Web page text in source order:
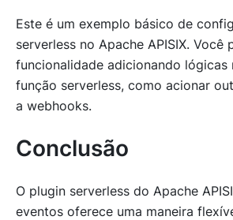
Este é um exemplo básico de
serverless no Apache APISIX. Você
funcionalidade adicionando lógicas
função serverless, como acionar
a webhooks.
Conclusão
O plugin serverless do Apache
eventos oferece uma maneira